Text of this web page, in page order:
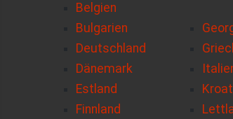
Belgien
Bulgarien
Deutschland
Dänemark
Estland
Finnland